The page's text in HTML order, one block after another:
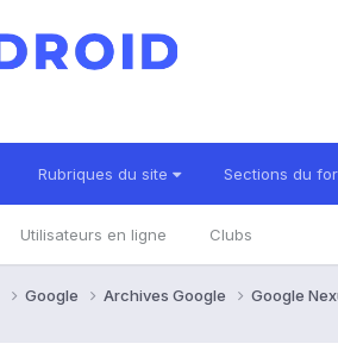
Rubriques du site Sections du
Utilisateurs en ligne Clubs
Google Archives Google Google